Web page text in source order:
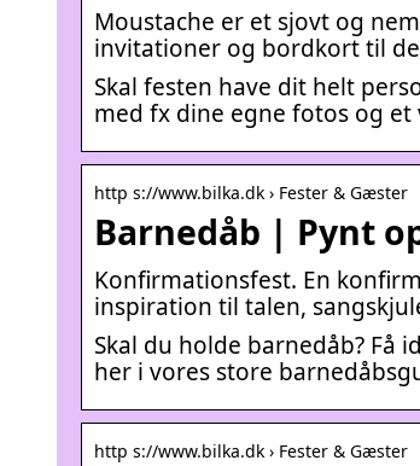
Moustache er et sjovt og
invitationer og bordkort til
Skal festen have dit helt
med fx dine egne fotos og
http s://www.bilka.dk › Fester & Gæster
Barnedåb | Pynt
Konfirmationsfest. En
inspiration til talen,
Skal du holde barnedåb?
her i vores store
http s://www.bilka.dk › Fester & Gæster